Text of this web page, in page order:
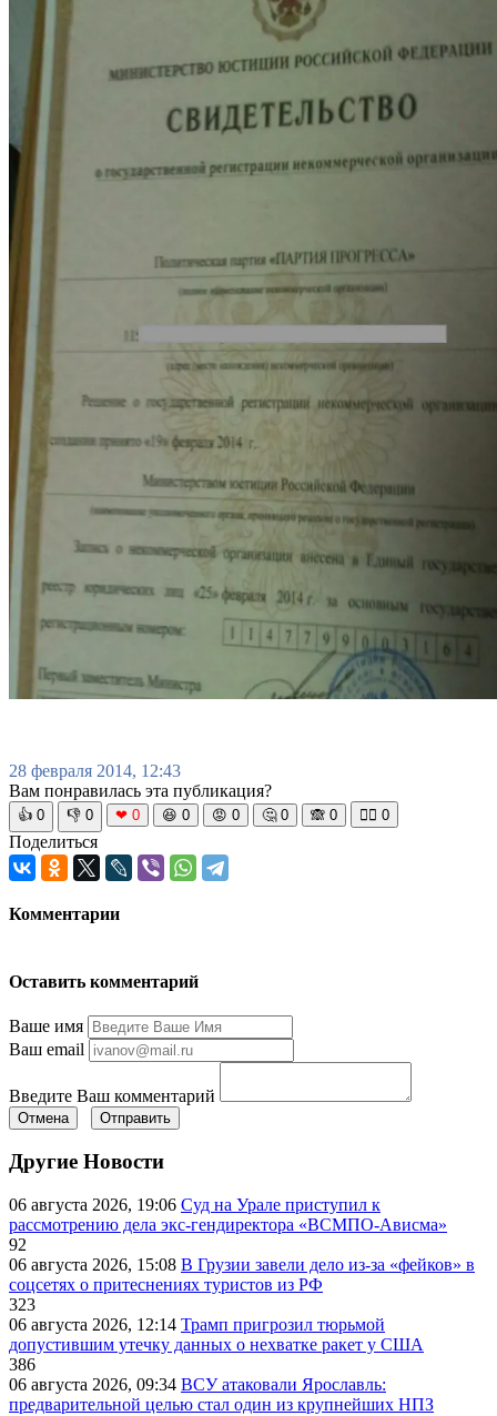
28 февраля 2014, 12:43
Вам понравилась эта публикация?
👍 0 👎 0 ❤ 0 😆 0 😡 0 🤔 0 🙈 0 🧘‍♀️ 0
Поделиться
Комментарии
Оставить комментарий
Ваше имя
Ваш email
Введите Ваш комментарий
Отмена Отправить
Другие Новости
06 августа 2026, 19:06 Суд на Урале приступил к
рассмотрению дела экс-гендиректора «ВСМПО-Ависма»
92
06 августа 2026, 15:08 В Грузии завели дело из-за «фейков» в
соцсетях о притеснениях туристов из РФ
323
06 августа 2026, 12:14 Трамп пригрозил тюрьмой
допустившим утечку данных о нехватке ракет у США
386
06 августа 2026, 09:34 ВСУ атаковали Ярославль:
предварительной целью стал один из крупнейших НПЗ